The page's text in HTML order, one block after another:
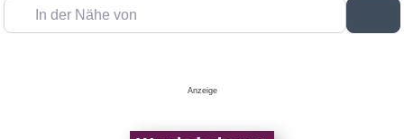
In der Nähe von
Anzeige